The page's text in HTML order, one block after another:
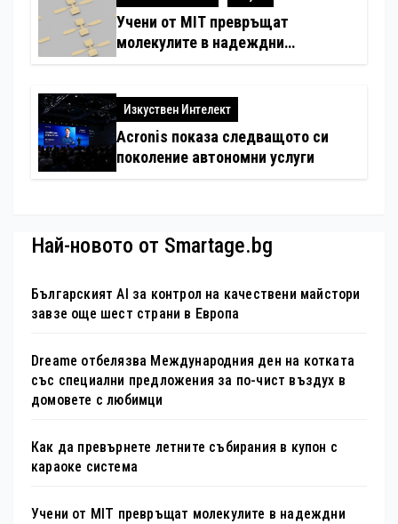
Учени от MIT превръщат
молекулите в надеждни
Изкуствен Интелект
Acronis показа следващото си
поколение автономни услуги
Най-новото от Smartage.bg
Българският AI за контрол на качествени майстори
завзе още шест страни в Европа
Dreame отбелязва Международния ден на котката
със специални предложения за по-чист въздух в
домовете с любимци
Как да превърнете летните събирания в купон с
караоке система
Учени от MIT превръщат молекулите в надеждни